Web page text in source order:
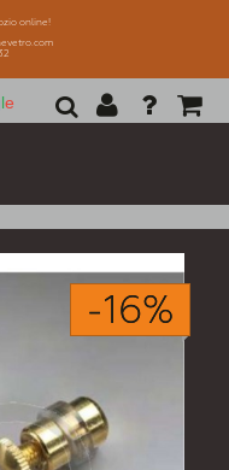
online!
le
-16%